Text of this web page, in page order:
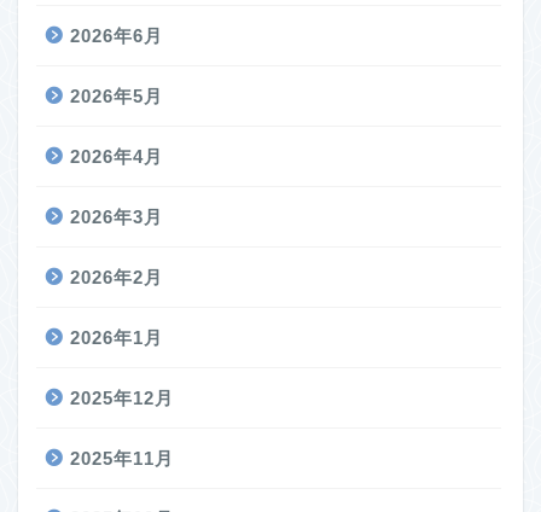
2026年6月
2026年5月
2026年4月
2026年3月
2026年2月
2026年1月
2025年12月
2025年11月